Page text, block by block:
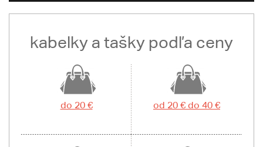
kabelky a tašky podľa ceny
do 20 € od 20 € do 40 €